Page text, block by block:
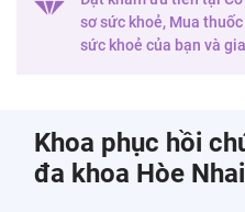
sơ sức khoẻ, Mua
sức khoẻ của bạn và
Khoa phục hồi
đa khoa Hòe